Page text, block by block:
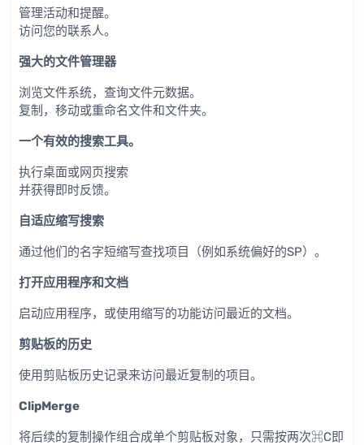
管理活动和提醒。
访问您的联系人。
强大的文件管理器
浏览文件系统，查询文件元数据。
复制，移动或重命名文件和文件夹。
一个有效的搜索工具。
执行桌面或网页搜索
并获得即时反馈。
自适应缩写搜索
通过他们的名字短缩写查找项目（例如系统偏好的SP）。
打开应用程序和文档
启动应用程序，或使用缩写的功能访问最近的文档。
剪贴板的历史
使用剪贴板历史记录来访问最近复制的项目。
ClipMerge
将后续的复制操作组合成单个剪贴板对象，只需按两次⌘C即